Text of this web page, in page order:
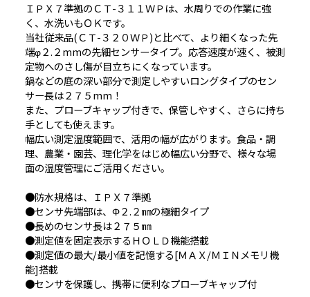
ＩＰＸ７準拠のＣＴ-３１１ＷＰは、水周りでの作業に強
く、水洗いもＯＫです。
当社従来品(ＣＴ-３２０ＷＰ)と比べて、より細くなった先
端φ２.２mmの先細センサータイプ。応答速度が速く、被測
定物へのさし傷が目立ちにくなっています。
鍋などの底の深い部分で測定しやすいロングタイプのセン
サー長は２７５mm！
また、プローブキャップ付きで、保管しやすく、さらに持ち
手としても使えます。
幅広い測定温度範囲で、活用の幅が広がります。食品・調
理、農業・園芸、理化学をはじめ幅広い分野で、様々な場
面の温度管理にご活用ください。
●防水規格は、ＩＰＸ７準拠
●センサ先端部は、Φ２.２㎜の極細タイプ
●長めのセンサ長は２７５㎜
●測定値を固定表示するＨＯＬＤ機能搭載
●測定値の最大/最小値を記憶する[ＭＡＸ/ＭＩＮメモリ機
能]搭載
●センサを保護し、携帯に便利なプローブキャップ付